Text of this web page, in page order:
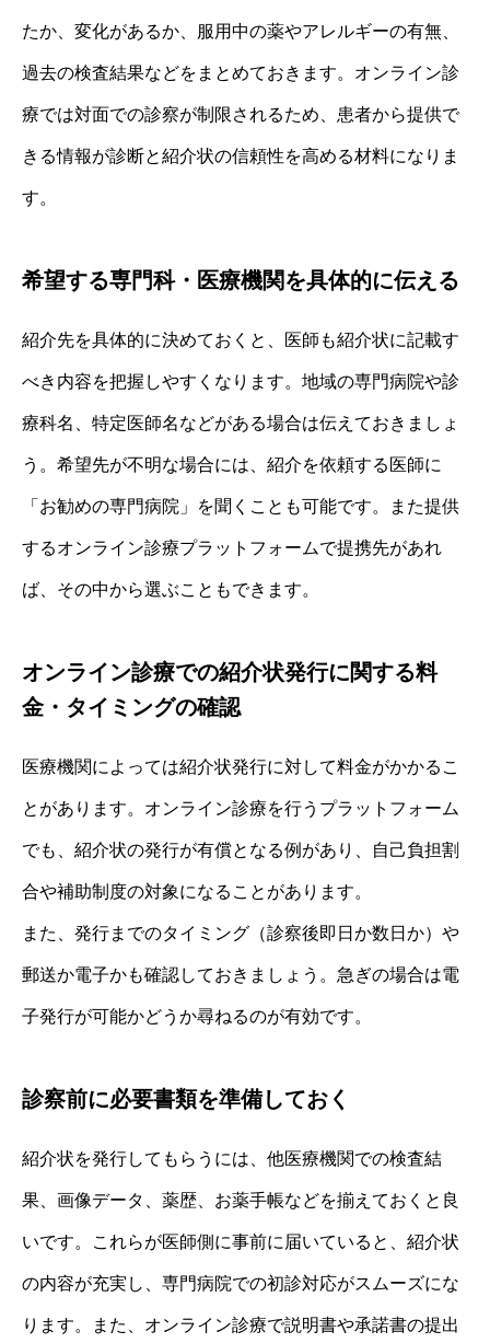
たか、変化があるか、服用中の薬やアレルギーの有無、
過去の検査結果などをまとめておきます。オンライン診
療では対面での診察が制限されるため、患者から提供で
きる情報が診断と紹介状の信頼性を高める材料になりま
す。
希望する専門科・医療機関を具体的に伝える
紹介先を具体的に決めておくと、医師も紹介状に記載す
べき内容を把握しやすくなります。地域の専門病院や診
療科名、特定医師名などがある場合は伝えておきましょ
う。希望先が不明な場合には、紹介を依頼する医師に
「お勧めの専門病院」を聞くことも可能です。また提供
するオンライン診療プラットフォームで提携先があれ
ば、その中から選ぶこともできます。
オンライン診療での紹介状発行に関する料
金・タイミングの確認
医療機関によっては紹介状発行に対して料金がかかるこ
とがあります。オンライン診療を行うプラットフォーム
でも、紹介状の発行が有償となる例があり、自己負担割
合や補助制度の対象になることがあります。
また、発行までのタイミング（診察後即日か数日か）や
郵送か電子かも確認しておきましょう。急ぎの場合は電
子発行が可能かどうか尋ねるのが有効です。
診察前に必要書類を準備しておく
紹介状を発行してもらうには、他医療機関での検査結
果、画像データ、薬歴、お薬手帳などを揃えておくと良
いです。これらが医師側に事前に届いていると、紹介状
の内容が充実し、専門病院での初診対応がスムーズにな
ります。また、オンライン診療で説明書や承諾書の提出